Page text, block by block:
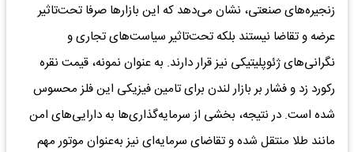
زنجیره‌های صنعتی، نشان می‌دهد که این بازارها صرفا تحت‌تاثیر
عرضه و تقاضا نیستند بلکه تحت‌تاثیر سیاست‌های تجاری و
نگرانی‌های ژئوپلیتیکی نیز قرار دارند. به عنوان نمونه، قیمت نقره
رکورد زد و فشار بر بازار لندن برای تامین فیزیکی این فلز محسوس
شده است. در نتیجه، بخشی از سرمایه‌گذاری‌ها به دارایی‌های امن
مانند طلا منتقل شده و تقاضای سرمایه‌ای نیز به‌عنوان موتور مهم